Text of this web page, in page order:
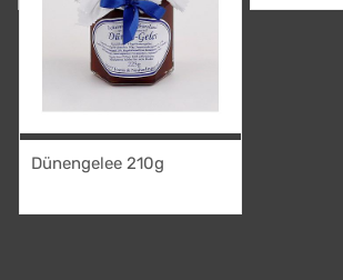
Dünengelee 210g